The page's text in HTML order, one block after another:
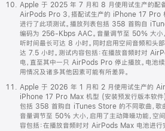
Apple 于 2025 年 7 月和 8 月使用试生产的配
AirPods Pro 3，搭配试生产的 iPhone 17 Pro
进行了此项测试。播放列表包括 358 首购自
编码为 256-Kbps AAC。音量调节至 50% 大小
听时间最长可达 8 小时。同时启用空间音频和头
达 7.5 小时。测试内容包括：在播放音频时对
电，直至其中一只 AirPods Pro 停止播放。电池续
用情况及诸多其他因素可能有所差异。
Apple 于 2026 年 1 月和 2 月使用试生产的
iPhone 17 Pro Max 机型 (安装预发行版本软件)
包括 358 首购自 iTunes Store 的不同歌曲，歌
音量调节至 50% 大小，启用了主动降噪功能，空
容包括：在播放音频时对 AirPods Max 电池进行